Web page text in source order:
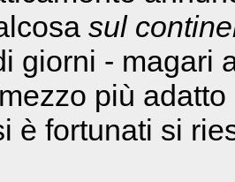
sul
giorni - magari
più
è fortunati si